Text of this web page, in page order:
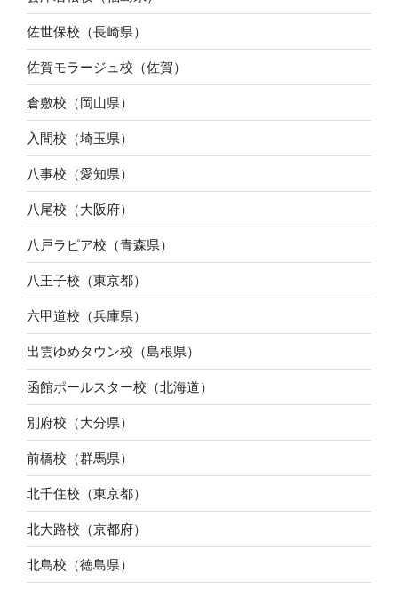
佐世保校（長崎県）
佐賀モラージュ校（佐賀）
倉敷校（岡山県）
入間校（埼玉県）
八事校（愛知県）
八尾校（大阪府）
八戸ラピア校（青森県）
八王子校（東京都）
六甲道校（兵庫県）
出雲ゆめタウン校（島根県）
函館ポールスター校（北海道）
別府校（大分県）
前橋校（群馬県）
北千住校（東京都）
北大路校（京都府）
北島校（徳島県）